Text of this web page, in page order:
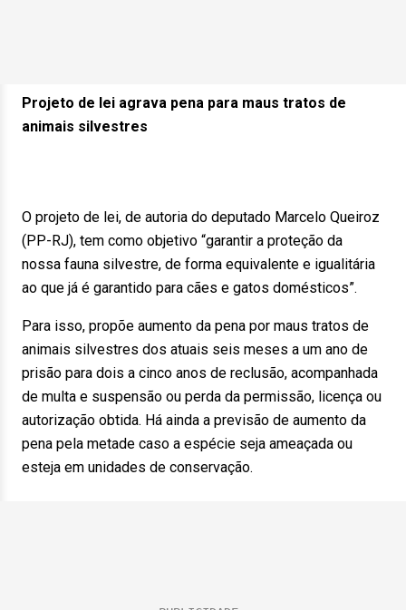
Projeto de lei agrava pena para maus tratos de
animais silvestres
O projeto de lei, de autoria do deputado Marcelo Queiroz
(PP-RJ), tem como objetivo “garantir a proteção da
nossa fauna silvestre, de forma equivalente e igualitária
ao que já é garantido para cães e gatos domésticos”.
Para isso, propõe aumento da pena por maus tratos de
animais silvestres dos atuais seis meses a um ano de
prisão para dois a cinco anos de reclusão, acompanhada
de multa e suspensão ou perda da permissão, licença ou
autorização obtida. Há ainda a previsão de aumento da
pena pela metade caso a espécie seja ameaçada ou
esteja em unidades de conservação.